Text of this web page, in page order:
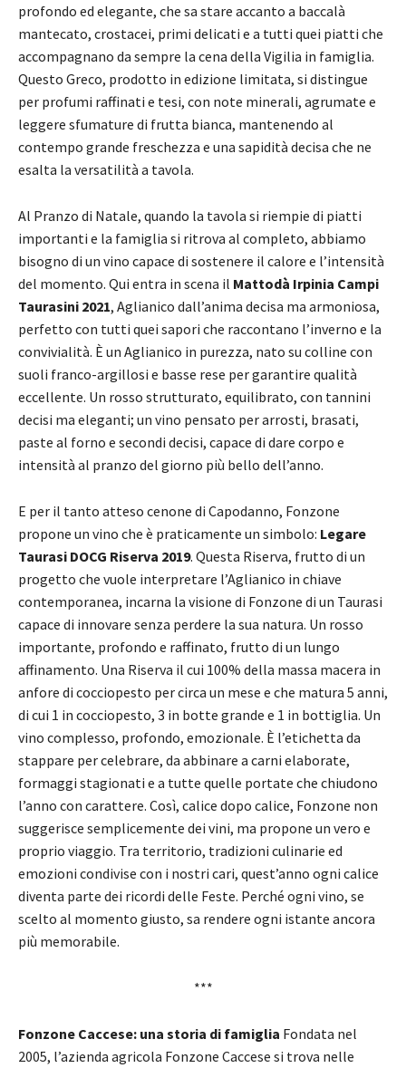
profondo ed elegante, che sa stare accanto a baccalà
mantecato, crostacei, primi delicati e a tutti quei piatti che
accompagnano da sempre la cena della Vigilia in famiglia.
Questo Greco, prodotto in edizione limitata, si distingue
per profumi raffinati e tesi, con note minerali, agrumate e
leggere sfumature di frutta bianca, mantenendo al
contempo grande freschezza e una sapidità decisa che ne
esalta la versatilità a tavola.
Al Pranzo di Natale, quando la tavola si riempie di piatti
importanti e la famiglia si ritrova al completo, abbiamo
bisogno di un vino capace di sostenere il calore e l’intensità
del momento. Qui entra in scena il Mattodà Irpinia Campi
Taurasini 2021, Aglianico dall’anima decisa ma armoniosa,
perfetto con tutti quei sapori che raccontano l’inverno e la
convivialità. È un Aglianico in purezza, nato su colline con
suoli franco-argillosi e basse rese per garantire qualità
eccellente. Un rosso strutturato, equilibrato, con tannini
decisi ma eleganti; un vino pensato per arrosti, brasati,
paste al forno e secondi decisi, capace di dare corpo e
intensità al pranzo del giorno più bello dell’anno.
E per il tanto atteso cenone di Capodanno, Fonzone
propone un vino che è praticamente un simbolo: Legare
Taurasi DOCG Riserva 2019. Questa Riserva, frutto di un
progetto che vuole interpretare l’Aglianico in chiave
contemporanea, incarna la visione di Fonzone di un Taurasi
capace di innovare senza perdere la sua natura. Un rosso
importante, profondo e raffinato, frutto di un lungo
affinamento. Una Riserva il cui 100% della massa macera in
anfore di cocciopesto per circa un mese e che matura 5 anni,
di cui 1 in cocciopesto, 3 in botte grande e 1 in bottiglia. Un
vino complesso, profondo, emozionale. È l’etichetta da
stappare per celebrare, da abbinare a carni elaborate,
formaggi stagionati e a tutte quelle portate che chiudono
l’anno con carattere. Così, calice dopo calice, Fonzone non
suggerisce semplicemente dei vini, ma propone un vero e
proprio viaggio. Tra territorio, tradizioni culinarie ed
emozioni condivise con i nostri cari, quest’anno ogni calice
diventa parte dei ricordi delle Feste. Perché ogni vino, se
scelto al momento giusto, sa rendere ogni istante ancora
più memorabile.
***
Fonzone Caccese: una storia di famiglia Fondata nel
2005, l’azienda agricola Fonzone Caccese si trova nelle